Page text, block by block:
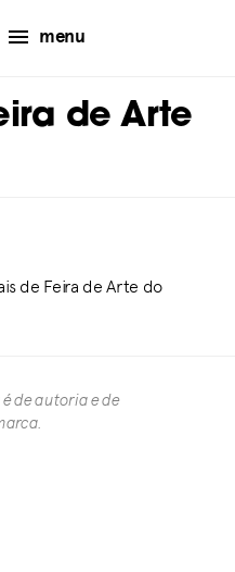
menu
de Arte
de Feira de Arte do
de autoria e de